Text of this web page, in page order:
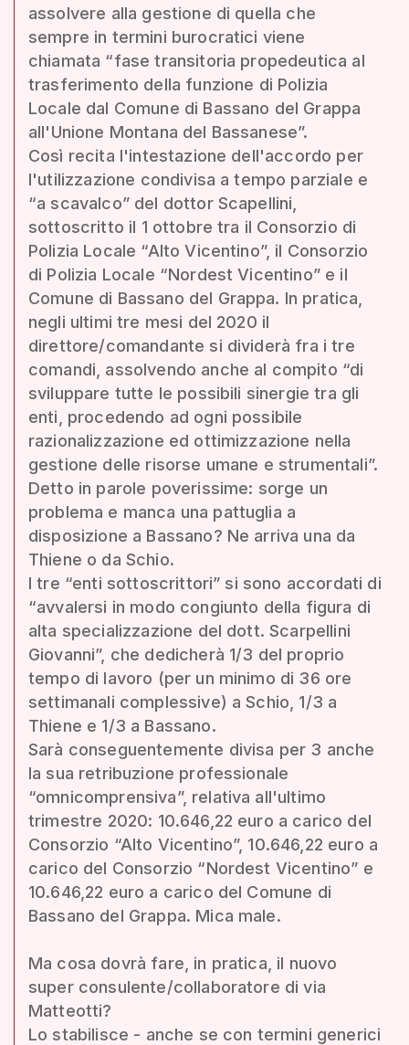
assolvere alla gestione di quella che
sempre in termini burocratici viene
chiamata “fase transitoria propedeutica al
trasferimento della funzione di Polizia
Locale dal Comune di Bassano del Grappa
all'Unione Montana del Bassanese”.
Così recita l'intestazione dell'accordo per
l'utilizzazione condivisa a tempo parziale e
“a scavalco” del dottor Scapellini,
sottoscritto il 1 ottobre tra il Consorzio di
Polizia Locale “Alto Vicentino”, il Consorzio
di Polizia Locale “Nordest Vicentino” e il
Comune di Bassano del Grappa. In pratica,
negli ultimi tre mesi del 2020 il
direttore/comandante si dividerà fra i tre
comandi, assolvendo anche al compito “di
sviluppare tutte le possibili sinergie tra gli
enti, procedendo ad ogni possibile
razionalizzazione ed ottimizzazione nella
gestione delle risorse umane e strumentali”.
Detto in parole poverissime: sorge un
problema e manca una pattuglia a
disposizione a Bassano? Ne arriva una da
Thiene o da Schio.
I tre “enti sottoscrittori” si sono accordati di
“avvalersi in modo congiunto della figura di
alta specializzazione del dott. Scarpellini
Giovanni”, che dedicherà 1/3 del proprio
tempo di lavoro (per un minimo di 36 ore
settimanali complessive) a Schio, 1/3 a
Thiene e 1/3 a Bassano.
Sarà conseguentemente divisa per 3 anche
la sua retribuzione professionale
“omnicomprensiva”, relativa all'ultimo
trimestre 2020: 10.646,22 euro a carico del
Consorzio “Alto Vicentino”, 10.646,22 euro a
carico del Consorzio “Nordest Vicentino” e
10.646,22 euro a carico del Comune di
Bassano del Grappa. Mica male.
Ma cosa dovrà fare, in pratica, il nuovo
super consulente/collaboratore di via
Matteotti?
Lo stabilisce - anche se con termini generici